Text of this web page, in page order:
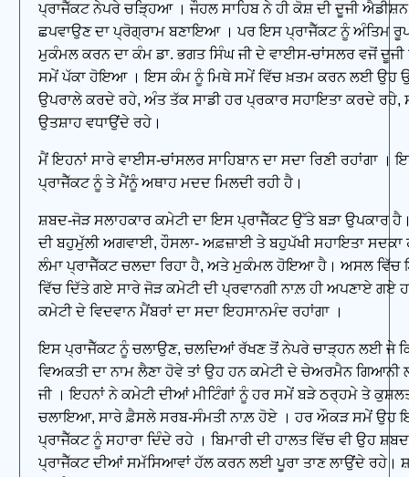
ਪ੍ਰਾਜੈੱਕਟ ਨੇਪਰੇ ਚੜ੍ਹਿਆ । ਜੌਹਲ ਸਾਹਿਬ ਨੇ ਹੀ ਕੋਸ਼ ਦੀ ਦੂਜੀ ਐਡੀਸ਼ਨ
ਛਪਵਾਉਣ ਦਾ ਪ੍ਰੋਗ੍ਰਾਮ ਬਣਾਇਆ । ਪਰ ਇਸ ਪ੍ਰਾਜੈੱਕਟ ਨੂੰ ਅੰਤਿਮ
ਮੁਕੰਮਲ ਕਰਨ ਦਾ ਕੰਮ ਡਾ. ਭਗਤ ਸਿੰਘ ਜੀ ਦੇ ਵਾਈਸ-ਚਾਂਸਲਰ ਵਜੋਂ ਦੂਜੀ
ਸਮੇਂ ਪੱਕਾ ਹੋਇਆ । ਇਸ ਕੰਮ ਨੂੰ ਮਿਥੇ ਸਮੇਂ ਵਿੱਚ ਖ਼ਤਮ ਕਰਨ ਲਈ ਉਹ
ਉਪਰਾਲੇ ਕਰਦੇ ਰਹੇ, ਅੰਤ ਤੱਕ ਸਾਡੀ ਹਰ ਪ੍ਰਕਾਰ ਸਹਾਇਤਾ ਕਰਦੇ ਰਹੇ,
ਉਤਸ਼ਾਹ ਵਧਾਉਂਦੇ ਰਹੇ।
ਮੈਂ ਇਹਨਾਂ ਸਾਰੇ ਵਾਈਸ-ਚਾਂਸਲਰ ਸਾਹਿਬਾਨ ਦਾ ਸਦਾ ਰਿਣੀ ਰਹਾਂਗਾ ।
ਪ੍ਰਾਜੈੱਕਟ ਨੂੰ ਤੇ ਮੈਂਨੂੰ ਅਥਾਹ ਮਦਦ ਮਿਲਦੀ ਰਹੀ ਹੈ।
ਸ਼ਬਦ-ਜੋੜ ਸਲਾਹਕਾਰ ਕਮੇਟੀ ਦਾ ਇਸ ਪ੍ਰਾਜੈੱਕਟ ਉੱਤੇ ਬੜਾ ਉਪਕਾਰ
ਦੀ ਬਹੁਮੁੱਲੀ ਅਗਵਾਈ, ਹੌਸਲਾ- ਅਫ਼ਜ਼ਾਈ ਤੇ ਬਹੁਪੱਖੀ ਸਹਾਇਤਾ ਸਦਕਾ
ਲੰਮਾ ਪ੍ਰਾਜੈੱਕਟ ਚਲਦਾ ਰਿਹਾ ਹੈ, ਅਤੇ ਮੁਕੰਮਲ ਹੋਇਆ ਹੈ। ਅਸਲ
ਵਿੱਚ ਦਿੱਤੇ ਗਏ ਸਾਰੇ ਜੋੜ ਕਮੇਟੀ ਦੀ ਪ੍ਰਵਾਨਗੀ ਨਾਲ਼ ਹੀ ਅਪਣਾਏ ਗਏ
ਕਮੇਟੀ ਦੇ ਵਿਦਵਾਨ ਮੈਂਬਰਾਂ ਦਾ ਸਦਾ ਇਹਸਾਨਮੰਦ ਰਹਾਂਗਾ ।
ਇਸ ਪ੍ਰਾਜੈੱਕਟ ਨੂੰ ਚਲਾਉਣ, ਚਲਦਿਆਂ ਰੱਖਣ ਤੋਂ ਨੇਪਰੇ ਚਾੜ੍ਹਨ ਲਈ ਜੇ
ਵਿਅਕਤੀ ਦਾ ਨਾਮ ਲੈਣਾ ਹੋਵੇ ਤਾਂ ਉਹ ਹਨ ਕਮੇਟੀ ਦੇ ਚੇਅਰਮੈਨ ਗਿਆਨੀ
ਜੀ । ਇਹਨਾਂ ਨੇ ਕਮੇਟੀ ਦੀਆਂ ਮੀਟਿੰਗਾਂ ਨੂੰ ਹਰ ਸਮੇਂ ਬੜੇ ਠਰ੍ਹਮੇ ਤੇ
ਚਲਾਇਆ, ਸਾਰੇ ਫ਼ੈਸਲੇ ਸਰਬ-ਸੰਮਤੀ ਨਾਲ਼ ਹੋਏ । ਹਰ ਔਕੜ ਸਮੇਂ ਉਹ
ਪ੍ਰਾਜੈੱਕਟ ਨੂੰ ਸਹਾਰਾ ਦਿੰਦੇ ਰਹੇ । ਬਿਮਾਰੀ ਦੀ ਹਾਲਤ ਵਿੱਚ ਵੀ ਉਹ
ਪ੍ਰਾਜੈੱਕਟ ਦੀਆਂ ਸਮੱਸਿਆਵਾਂ ਹੱਲ ਕਰਨ ਲਈ ਪੂਰਾ ਤਾਣ ਲਾਉਂਦੇ ਰਹੇ।